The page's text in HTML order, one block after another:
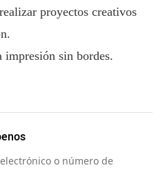
proyectos creativos
sin bordes.
o número de